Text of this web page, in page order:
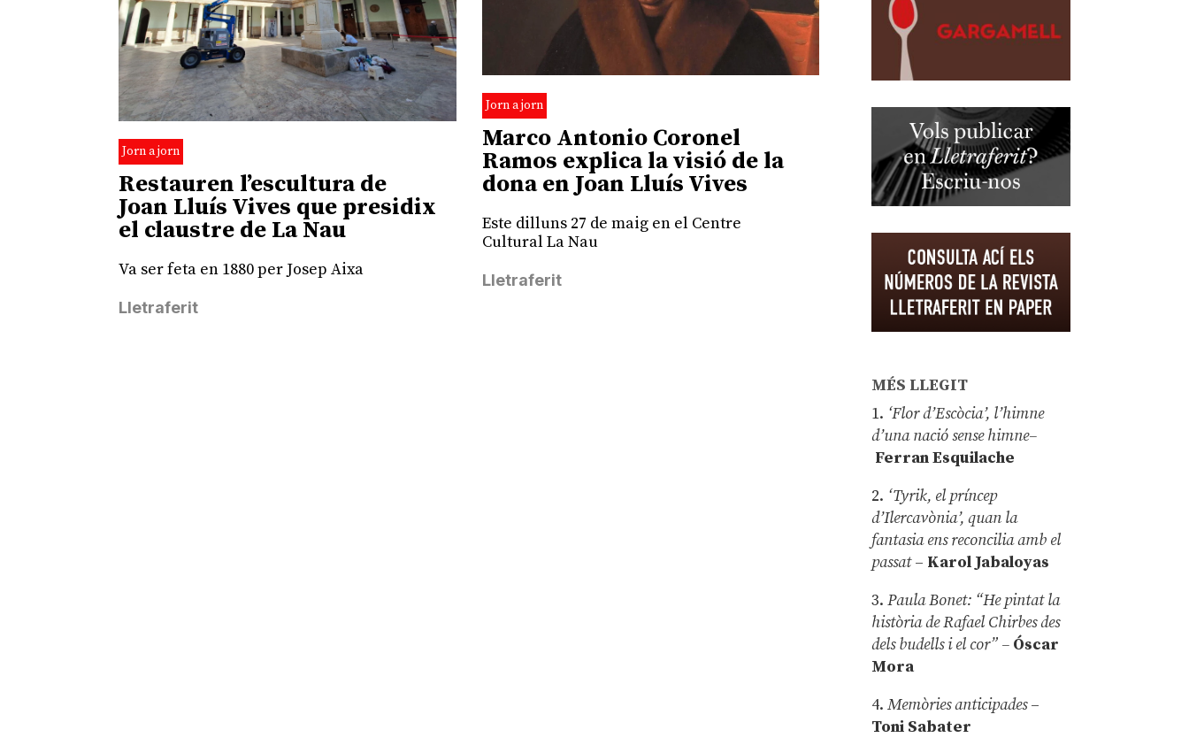
Jorn a jorn
Restauren l’escultura de
Joan Lluís Vives que presidix
el claustre de La Nau
Va ser feta en 1880 per Josep Aixa
Lletraferit
Jorn a jorn
Marco Antonio Coronel
Ramos explica la visió de la
dona en Joan Lluís Vives
Este dilluns 27 de maig en el Centre
Cultural La Nau
Lletraferit
MÉS LLEGIT
1. ‘Flor d’Escòcia’, l’himne
d’una nació sense himne–
Ferran Esquilache
2. ‘Tyrik, el príncep
d’Ilercavònia’, quan la
fantasia ens reconcilia amb el
passat– Karol Jabaloyas
3.Paula Bonet: “He pintat la
història de Rafael Chirbes des
dels budells i el cor” – Óscar
Mora
4.Memòries anticipades–
Toni Sabater